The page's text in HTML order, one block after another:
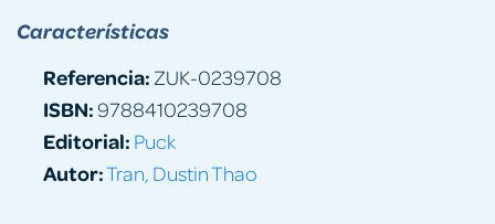
Características
Referencia: ZUK-0239708
ISBN:9788410239708
Editorial: Puck
Autor:Tran, Dustin Thao